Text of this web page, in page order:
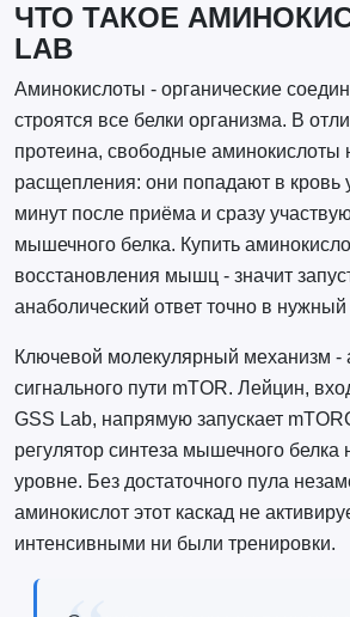
ЧТО ТАКОЕ
LAB
Аминокислоты - органические
строятся все белки организма. В
протеина, свободные аминокислоты
расщепления: они попадают в кровь
минут после приёма и сразу
мышечного белка. Купить
восстановления мышц - значит
анаболический ответ точно в
Ключевой молекулярный механизм -
сигнального пути mTOR. Лейцин,
GSS Lab, напрямую запускает
регулятор синтеза мышечного белка
уровне. Без достаточного пула
аминокислот этот каскад не
интенсивными ни были тренировки.